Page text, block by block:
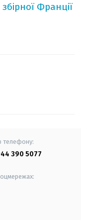
Франції
телефону:
390 5077